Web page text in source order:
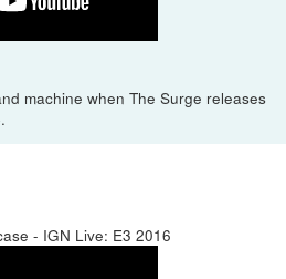
machine when The Surge releases
- IGN Live: E3 2016